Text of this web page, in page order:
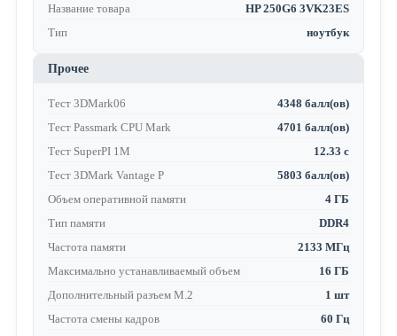
Название товара
HP 250G6 3VK23ES
Тип
ноутбук
Прочее
Тест 3DMark06
4348 балл(ов)
Тест Passmark CPU Mark
4701 балл(ов)
Тест SuperPI 1M
12.33 с
Тест 3DMark Vantage P
5803 балл(ов)
Объем оперативной памяти
4 ГБ
Тип памяти
DDR4
Частота памяти
2133 МГц
Максимально устанавливаемый объем
16 ГБ
Дополнительный разъем M.2
1 шт
Частота смены кадров
60 Гц